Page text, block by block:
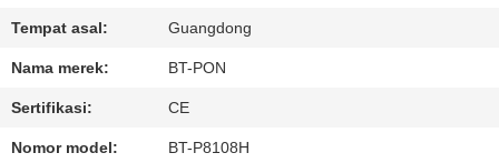
SITEMAP
Tempat asal: Guangdong
Nama merek: BT-PON
Sertifikasi: CE
Nomor model: BT-P8108H